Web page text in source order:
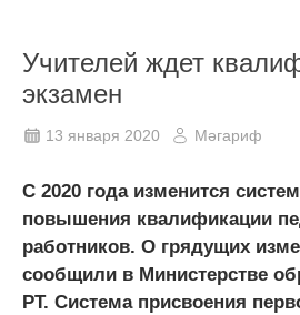
Учителей ждет
экзамен
13 января 2020 Мәгариф
С 2020 года изменится
повышения квалификации
работников. О грядущих
сообщили в Министерстве
РТ. Система присвоения